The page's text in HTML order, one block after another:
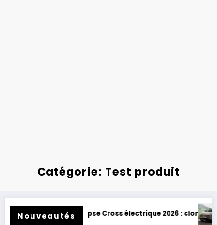
Catégorie: Test produit
Nouveautés
électrique 2026 : clone de Scenic !Toyota BZ4X Touring :